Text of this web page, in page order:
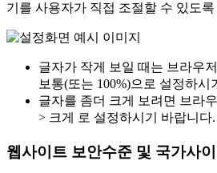
기를 사용자가 직접 조절할 수 있도
글자가 작게 보일 때는 브라우
보통(또는 100%)으로 설정하시
글자를 좀더 크게 보려면 브라
> 크게 로 설정하시기 바랍니다.
웹사이트 보안수준 및 국가사